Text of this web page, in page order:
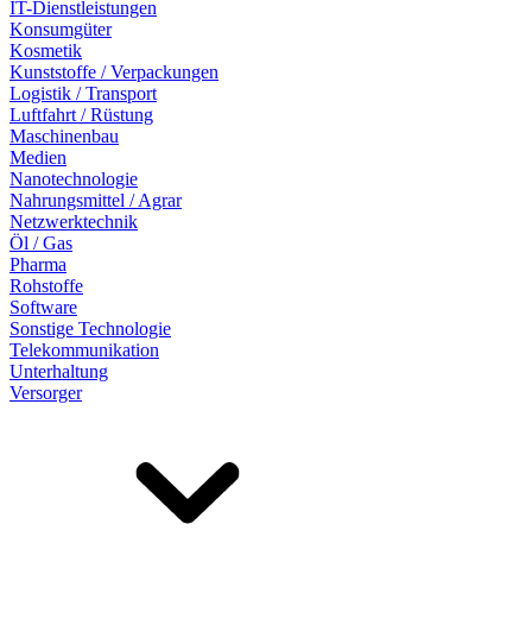
IT-Dienstleistungen
Konsumgüter
Kosmetik
Kunststoffe / Verpackungen
Logistik / Transport
Luftfahrt / Rüstung
Maschinenbau
Medien
Nanotechnologie
Nahrungsmittel / Agrar
Netzwerktechnik
Öl / Gas
Pharma
Rohstoffe
Software
Sonstige Technologie
Telekommunikation
Unterhaltung
Versorger